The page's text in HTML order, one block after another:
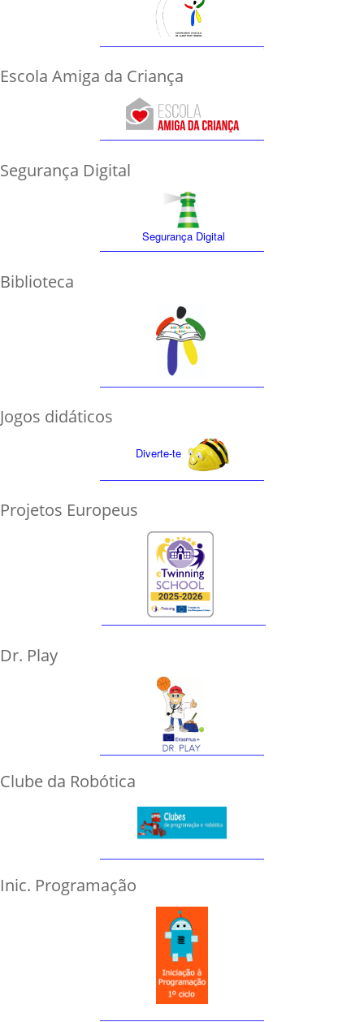
Escola Amiga da Criança
Segurança Digital
Segurança Digital
Biblioteca
Jogos didáticos
Diverte-te
Projetos Europeus
Dr. Play
Clube da Robótica
Inic. Programação